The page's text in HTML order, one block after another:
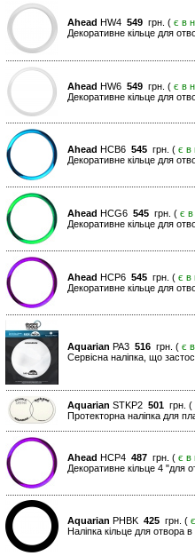
Ahead HW4 549 грн. ( є в
Декоративне кільце для
Ahead HW6 549 грн. ( є в
Декоративне кільце для
Ahead HCB6 545 грн. ( є в
Декоративне кільце для
Ahead HCG6 545 грн. ( є в
Декоративне кільце для
Ahead HCP6 545 грн. ( є в
Декоративне кільце для
Aquarian PA3 516 грн. ( є
Сервісна наліпка, що
Aquarian STKP2 501 грн. (
Протекторна наліпка для
Ahead HCP4 487 грн. ( є в
Декоративне кільце 4 "для
Aquarian PHBK 425 грн. (
Наліпка кільце для отвора